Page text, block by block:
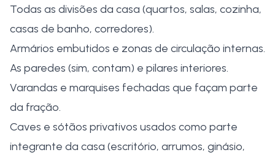
Todas as divisões da casa (quartos, salas, cozinha,
casas de banho, corredores).
Armários embutidos e zonas de circulação internas.
As paredes (sim, contam) e pilares interiores.
Varandas e marquises fechadas que façam parte
da fração.
Caves e sótãos privativos usados como parte
integrante da casa (escritório, arrumos, ginásio,